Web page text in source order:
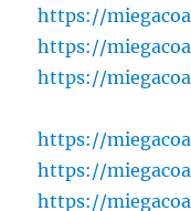
https://
https://
https://
https://
https://
https://